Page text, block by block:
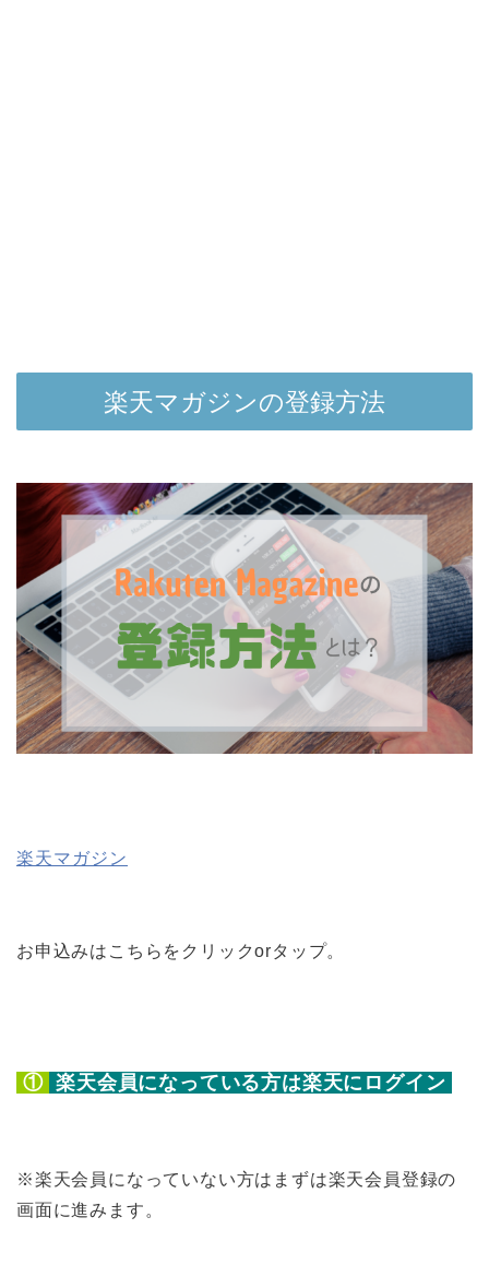
楽天マガジンの登録方法
楽天マガジン
お申込みはこちらをクリックorタップ。
① 楽天会員になっている方は楽天にログイン
※楽天会員になっていない方はまずは楽天会員登録の
画面に進みます。